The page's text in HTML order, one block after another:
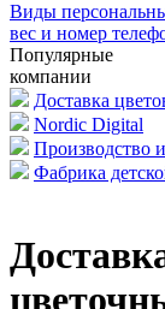
Виды
вес и номер
Популярные
компании
Доставка
Nordic Digital
Производство
Фабрика